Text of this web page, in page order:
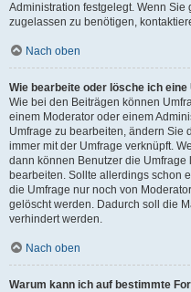
Administration festgelegt. Wenn
zugelassen zu benötigen,
Nach oben
Wie bearbeite oder lösche ich eine
Wie bei den Beiträgen können
einem Moderator oder einem
Umfrage zu bearbeiten, ändern Sie
immer mit der Umfrage verknüpft.
dann können Benutzer die
bearbeiten. Sollte allerdings schon
die Umfrage nur noch von
gelöscht werden. Dadurch soll die
verhindert werden.
Nach oben
Warum kann ich auf bestimmte